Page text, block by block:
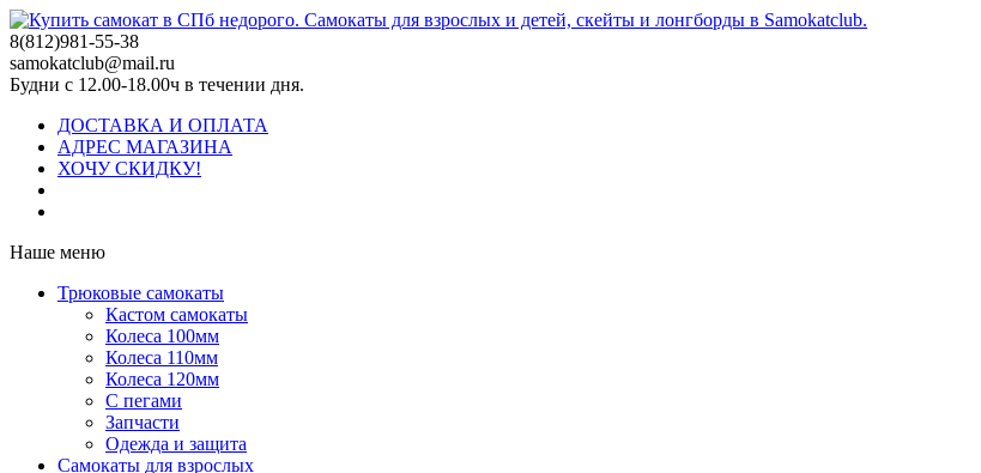
8(812)981-55-38
samokatclub@mail.ru
Будни с 12.00-18.00ч в течении дня.
ДОСТАВКА И ОПЛАТА
АДРЕС МАГАЗИНА
ХОЧУ СКИДКУ!
Наше меню
Трюковые самокаты
Кастом самокаты
Колеса 100мм
Колеса 110мм
Колеса 120мм
С пегами
Запчасти
Одежда и защита
Самокаты для взрослых